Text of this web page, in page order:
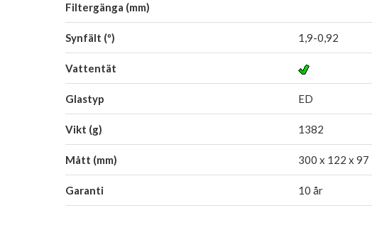
Filtergänga (mm)
Synfält (º) 1,9-0,92
Vattentät
Glastyp ED
Vikt (g) 1382
Mått (mm) 300 x 122 x 97
Garanti 10 år